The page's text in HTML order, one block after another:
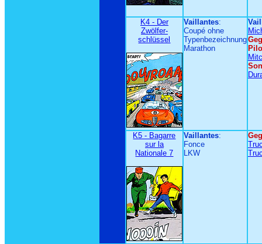
K4 - Der
Zwölfer-
schlüssel
Vaillantes:
Coupé ohne
Typenbezeichnung
Marathon
K5 - Bagarre
sur la
Nationale 7
Vaillantes:
Fonce
LKW